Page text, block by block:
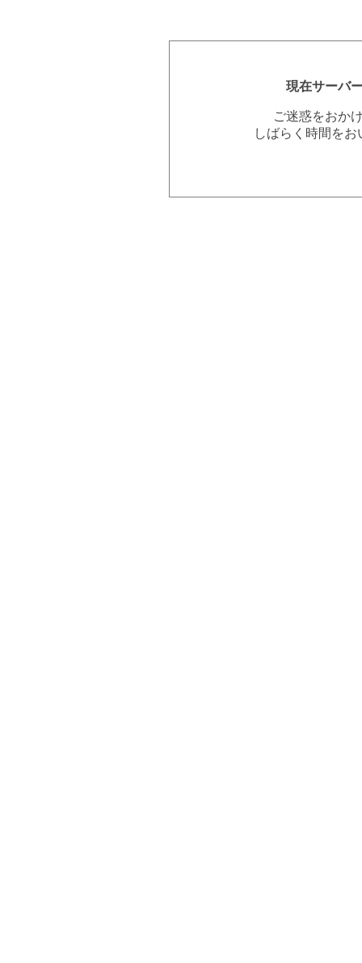
現在サーバ
ご迷惑をおか
しばらく時間を